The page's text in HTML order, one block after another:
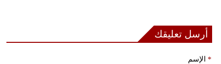
أرسل تعليقك
الإسم *